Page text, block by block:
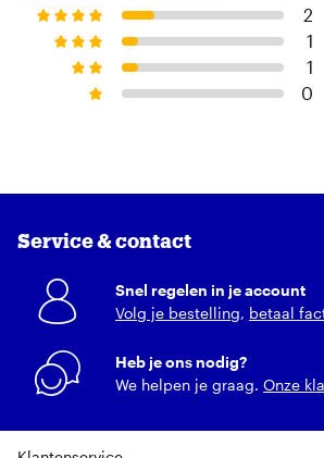
2
1
1
0
Service & contact
Snel regelen in je account
Volg je bestelling, betaal
Heb je ons nodig?
We helpen je graag. Onze